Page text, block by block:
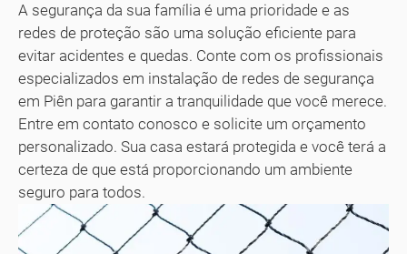
A segurança da sua família é uma prioridade e as
redes de proteção são uma solução eficiente para
evitar acidentes e quedas. Conte com os profissionais
especializados em instalação de redes de segurança
em Piên para garantir a tranquilidade que você merece.
Entre em contato conosco e solicite um orçamento
personalizado. Sua casa estará protegida e você terá a
certeza de que está proporcionando um ambiente
seguro para todos.